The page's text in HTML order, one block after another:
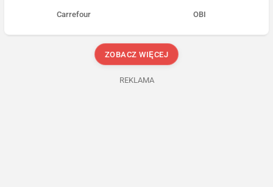
Carrefour OBI
ZOBACZ WIĘCEJ
REKLAMA